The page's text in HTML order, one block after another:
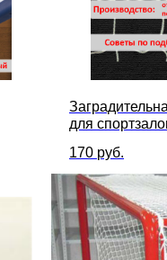
для
170 руб.